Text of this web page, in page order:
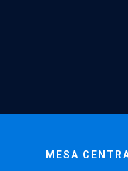
MESA